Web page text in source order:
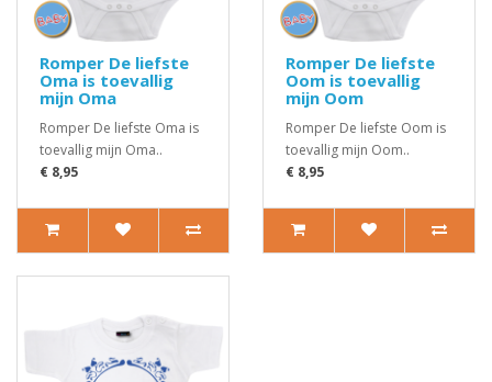
Romper De liefste
Oma is toevallig
mijn Oma
Romper De liefste Oma is
toevallig mijn Oma..
€ 8,95
Romper De liefste
Oom is toevallig
mijn Oom
Romper De liefste Oom is
toevallig mijn Oom..
€ 8,95